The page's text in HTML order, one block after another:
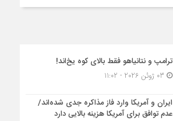
ترامپ و نتانیاهو فقط بالای کوه یخ‌اند!
ایران و آمریکا وارد فاز مذاکره جدی شده‌اند/
عدم توافق برای آمریکا هزینه بالایی دارد